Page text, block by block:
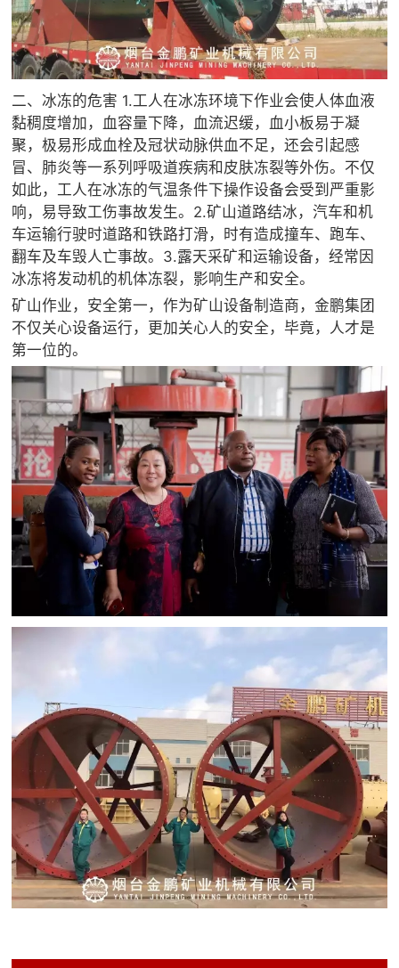
二、冰冻的危害 1.工人在冰冻环境下作业会使人体血液
黏稠度增加，血容量下降，血流迟缓，血小板易于凝
聚，极易形成血栓及冠状动脉供血不足，还会引起感
冒、肺炎等一系列呼吸道疾病和皮肤冻裂等外伤。不仅
如此，工人在冰冻的气温条件下操作设备会受到严重影
响，易导致工伤事故发生。2.矿山道路结冰，汽车和机
车运输行驶时道路和铁路打滑，时有造成撞车、跑车、
翻车及车毁人亡事故。3.露天采矿和运输设备，经常因
冰冻将发动机的机体冻裂，影响生产和安全。
矿山作业，安全第一，作为矿山设备制造商，金鹏集团
不仅关心设备运行，更加关心人的安全，毕竟，人才是
第一位的。